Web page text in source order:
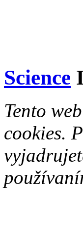
Science
Tento
cookies.